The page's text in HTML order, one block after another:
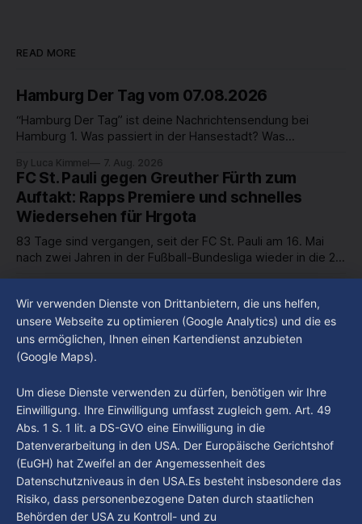
READ MORE
Hamburg Der Tag vom 07.08.2026
“Hamburg Der Tag” ist deine Nachrichtensendung bei
Hamburg 1. Was passiert in der Hansestadt? Was
in unserer Stadt an? Fragen, die von Montag bis Freitag LIVE
um 18 Uhr beantwortet werden - auf YouTube und im TV.
By Luca Kimmel 7. Aug. 2026
FC St. Pauli gegen Greuther Fürth zum
Auftakt: Rapps Premiere und schnelles
Wiedersehen für Hrgota
83 Tage sind vergangen, seit der FC St. Pauli am 16. Mai
nach zwei Jahren in der Fußball-Bundesliga wieder in die 2.
haben den Kiezclub verlassen. Dafür kamen in den letzten
Wochen einige
Im Gespräch mit Christian Pothe - Heute zu
Gast: Götz Tintelnot
By Luca Kimmel 6. Aug. 2026
Nissi's Kunstwelt - Folge 18
By Luca Kimmel 6. Aug. 2026
Wir verwenden Dienste von Drittanbietern, die uns helfen,
unsere Webseite zu optimieren (Google Analytics) und die es
uns ermöglichen, Ihnen einen Kartendienst anzubieten
(Google Maps).
Um diese Dienste verwenden zu dürfen, benötigen wir Ihre
Einwilligung. Ihre Einwilligung umfasst zugleich gem. Art. 49
Abs. 1 S. 1 lit. a DS-GVO eine Einwilligung in die
Datenverarbeitung in den USA. Der Europäische Gerichtshof
(EuGH) hat Zweifel an der Angemessenheit des
Datenschutzniveaus in den USA.Es besteht insbesondere das
Risiko, dass personenbezogene Daten durch staatlichen
Behörden der USA zu Kontroll- und zu